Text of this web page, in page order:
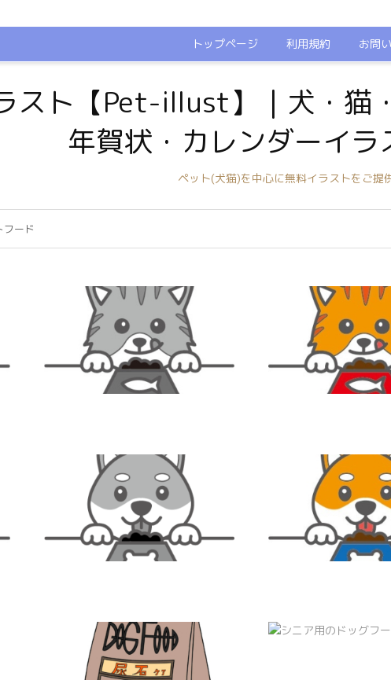
トップページ 利用規約 お問
スト【Pet-illust】｜犬・猫
年賀状・カレンダーイラ
ペット(犬猫)を中心に無料イラストをご提
フード